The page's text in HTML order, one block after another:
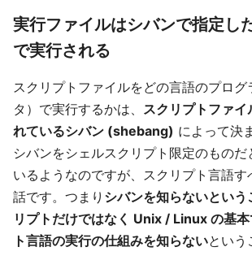
実行ファイルはシバンで指定し
で実行される
スクリプトファイルをどの言語のプログ
タ）で実行するかは、 スクリプトファ
れているシバン (shebang) によって決
シバンをシェルスクリプト限定のもの
いるようなのですが、スクリプト言語す
話です。つまり シバンを知らないという
リプトだけではなく Unix / Linux の基
ト言語の実行の仕組みを知らないという